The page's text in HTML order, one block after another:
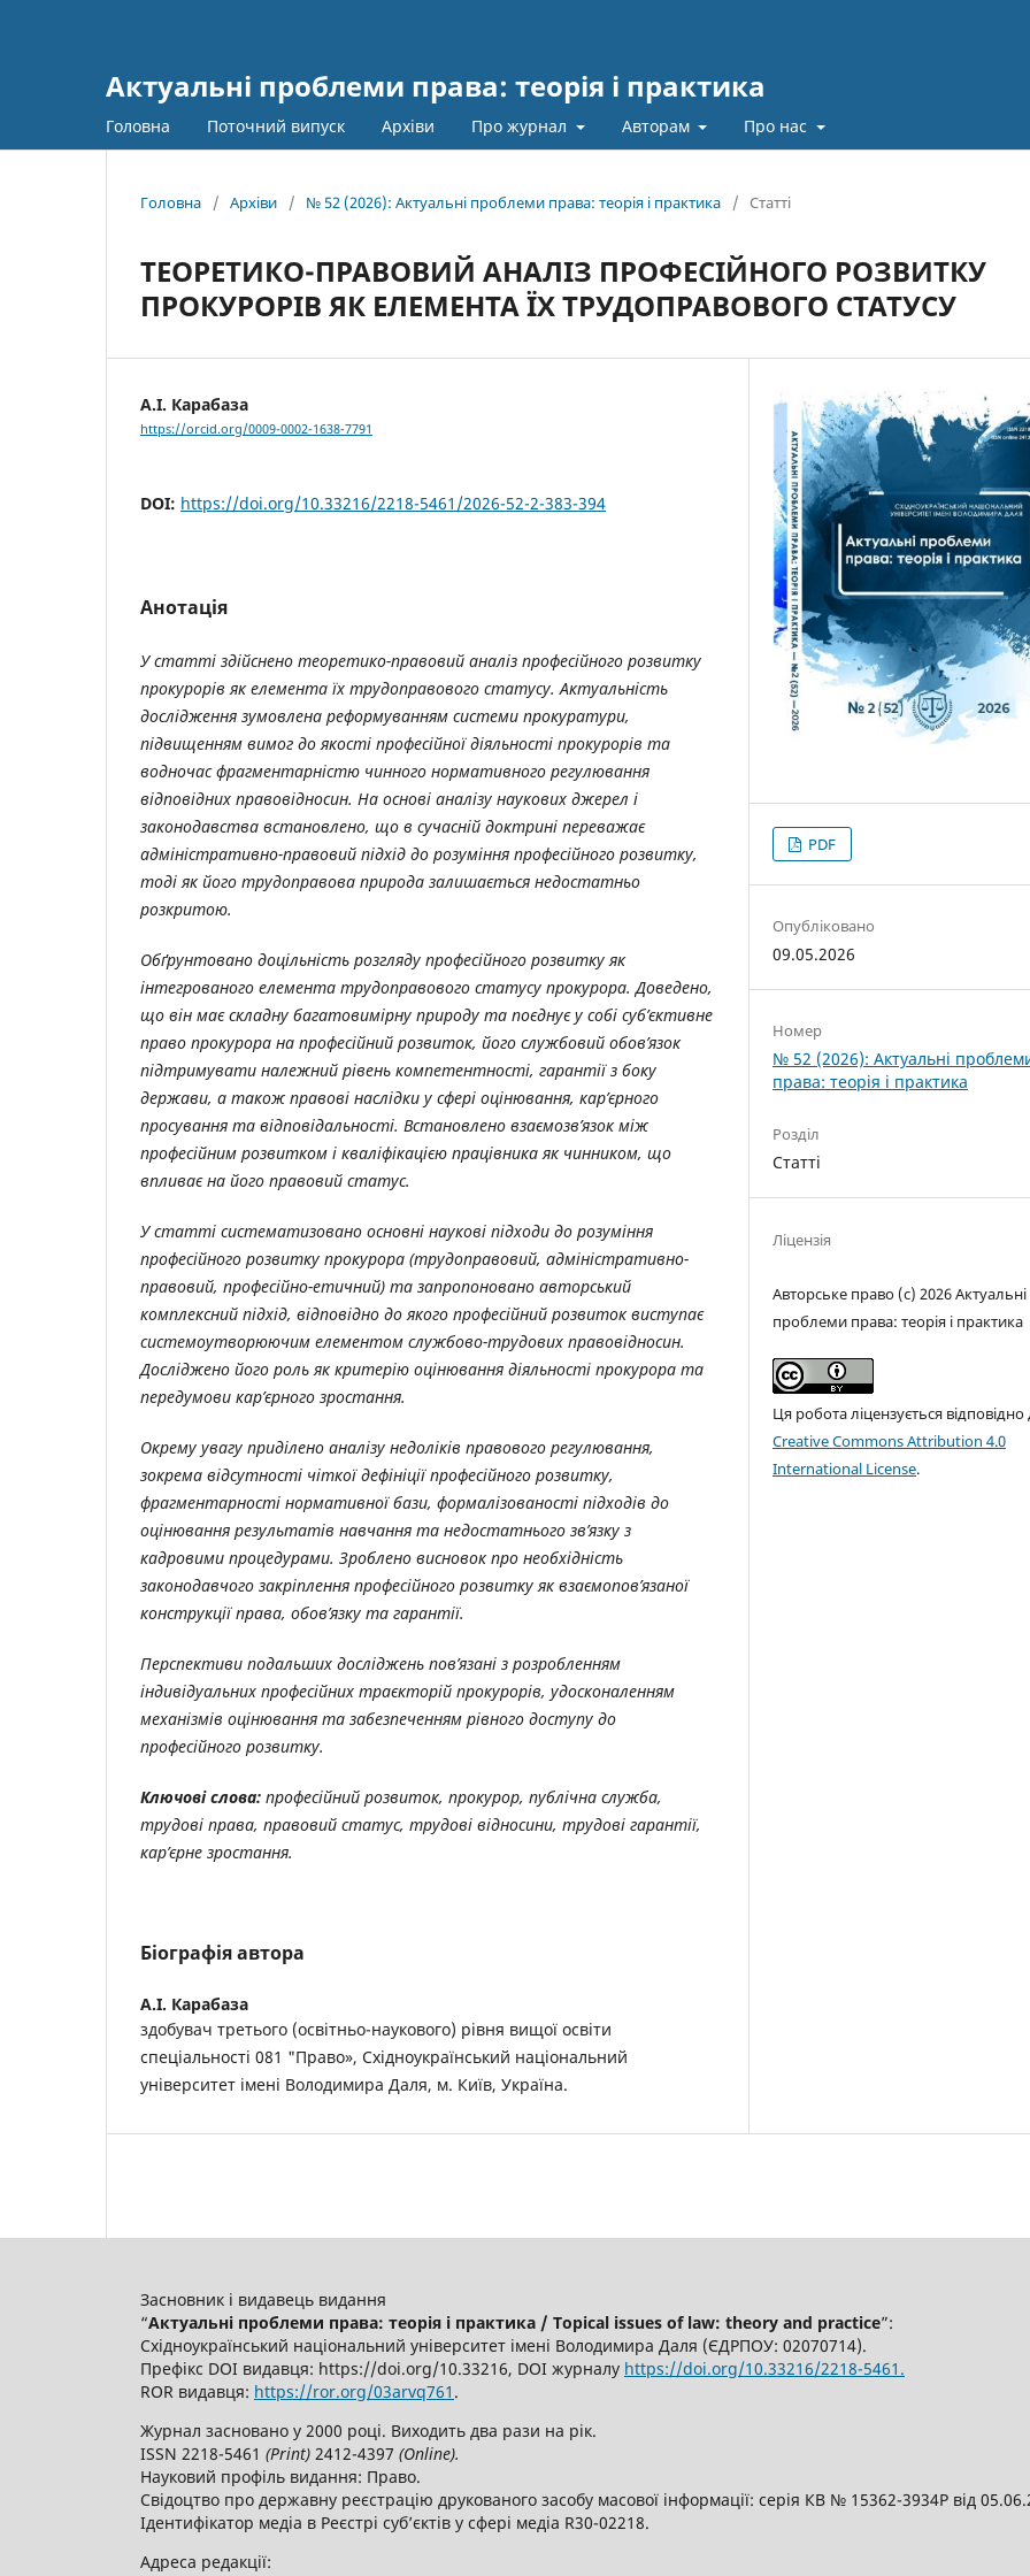
Актуальні проблеми права: теорія і практика
Головна Поточний випуск Архіви Про журнал Авторам Про нас
Головна / Архіви / № 52 (2026): Актуальні проблеми права: теорія і практика / Статті
ТЕОРЕТИКО-ПРАВОВИЙ АНАЛІЗ ПРОФЕСІЙНОГО РОЗВИТКУ
ПРОКУРОРІВ ЯК ЕЛЕМЕНТА ЇХ ТРУДОПРАВОВОГО СТАТУСУ
А.І. Карабаза
https://orcid.org/0009-0002-1638-7791
DOI: https://doi.org/10.33216/2218-5461/2026-52-2-383-394
Анотація
У статті здійснено теоретико-правовий аналіз професійного розвитку
прокурорів як елемента їх трудоправового статусу. Актуальність
дослідження зумовлена реформуванням системи прокуратури,
підвищенням вимог до якості професійної діяльності прокурорів та
водночас фрагментарністю чинного нормативного регулювання
відповідних правовідносин. На основі аналізу наукових джерел і
законодавства встановлено, що в сучасній доктрині переважає
адміністративно-правовий підхід до розуміння професійного розвитку,
тоді як його трудоправова природа залишається недостатньо
розкритою.
Обґрунтовано доцільність розгляду професійного розвитку як
інтегрованого елемента трудоправового статусу прокурора. Доведено,
що він має складну багатовимірну природу та поєднує у собі суб’єктивне
право прокурора на професійний розвиток, його службовий обов’язок
підтримувати належний рівень компетентності, гарантії з боку
держави, а також правові наслідки у сфері оцінювання, кар’єрного
просування та відповідальності. Встановлено взаємозв’язок між
професійним розвитком і кваліфікацією працівника як чинником, що
впливає на його правовий статус.
У статті систематизовано основні наукові підходи до розуміння
професійного розвитку прокурора (трудоправовий, адміністративно-
правовий, професійно-етичний) та запропоновано авторський
комплексний підхід, відповідно до якого професійний розвиток виступає
системоутворюючим елементом службово-трудових правовідносин.
Досліджено його роль як критерію оцінювання діяльності прокурора та
передумови кар’єрного зростання.
Окрему увагу приділено аналізу недоліків правового регулювання,
зокрема відсутності чіткої дефініції професійного розвитку,
фрагментарності нормативної бази, формалізованості підходів до
оцінювання результатів навчання та недостатнього зв’язку з
кадровими процедурами. Зроблено висновок про необхідність
законодавчого закріплення професійного розвитку як взаємопов’язаної
конструкції права, обов’язку та гарантії.
Перспективи подальших досліджень пов’язані з розробленням
індивідуальних професійних траєкторій прокурорів, удосконаленням
механізмів оцінювання та забезпеченням рівного доступу до
професійного розвитку.
Ключові слова: професійний розвиток, прокурор, публічна служба,
трудові права, правовий статус, трудові відносини, трудові гарантії,
кар’єрне зростання.
Біографія автора
А.І. Карабаза
здобувач третього (освітньо-наукового) рівня вищої освіти
спеціальності 081 "Право», Східноукраїнський національний
університет імені Володимира Даля, м. Київ, Україна.
PDF
Опубліковано
09.05.2026
Номер
№ 52 (2026): Актуальні
права: теорія і практика
Розділ
Статті
Ліцензія
Авторське право (c) 2026 Актуальні
проблеми права: теорія і практика
Ця робота ліцензується відповідно
Creative Commons Attribution 4.0
International License.
Засновник і видавець видання
“Актуальні проблеми права: теорія і практика / Topical issues of law: theory and practice”:
Східноукраїнський національний університет імені Володимира Даля (ЄДРПОУ: 02070714).
Префікс DOI видавця: https://doi.org/10.33216, DOI журналу https://doi.org/10.33216/2218-5461.
ROR видавця: https://ror.org/03arvq761 .
Журнал засновано у 2000 році. Виходить два рази на рік.
ISSN 2218-5461 (Print) 2412-4397 (Online).
Науковий профіль видання: Право.
Свідоцтво про державну реєстрацію друкованого засобу масової інформації: серія КВ № 15362-3934Р від
Ідентифікатор медіа в Реєстрі суб’єктів у сфері медіа R30-02218.
Адреса редакції: